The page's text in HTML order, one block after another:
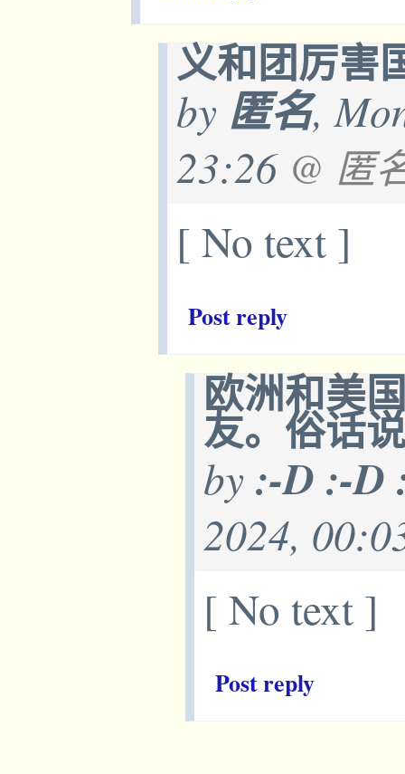
义和团厉害
by 匿名,
23:26 @ 匿
[ No text ]
Post reply
欧洲和美
友。俗话
by :-D :-D
2024,
[ No text ]
Post reply